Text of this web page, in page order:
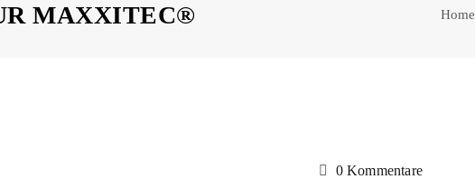
MAXXITEC® Home
0 Kommentare